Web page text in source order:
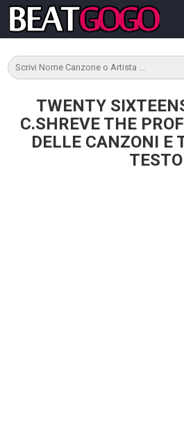
TWENTY
C.SHREVE THE
DELLE CANZONI E
TESTO